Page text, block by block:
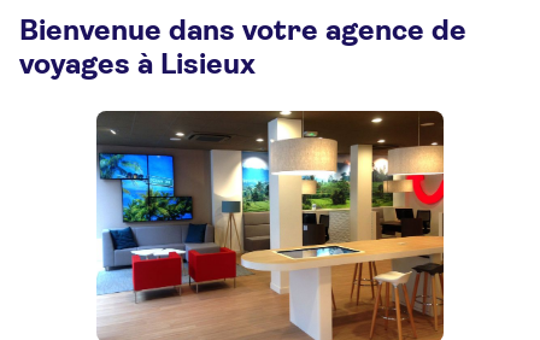
Bienvenue dans votre agence de
voyages à Lisieux